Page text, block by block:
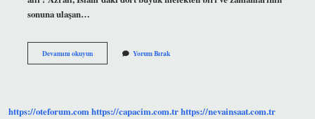
sonuna ulaşan…
Devamını okuyunAzrail
Kimlere
Yorum Bırak
https://oteforum.comhttps://capacim.com.trhttps://nevainsaat.com.tr